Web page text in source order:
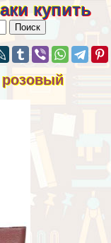
купить
розовый